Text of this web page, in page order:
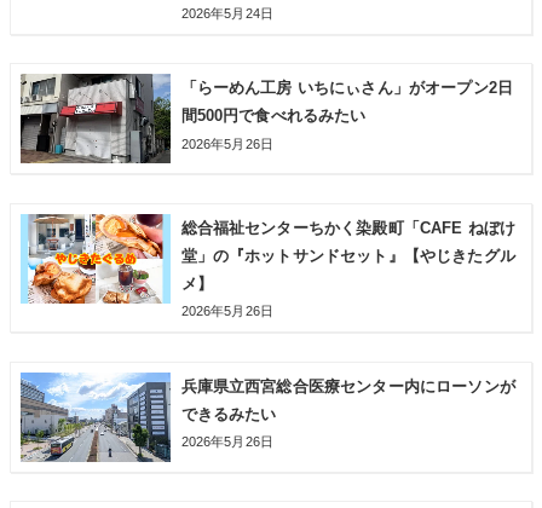
2026年5月24日
「らーめん工房 いちにぃさん」がオープン2日
間500円で食べれるみたい
2026年5月26日
総合福祉センターちかく染殿町「CAFE ねぼけ
堂」の『ホットサンドセット』【やじきたグル
メ】
2026年5月26日
兵庫県立西宮総合医療センター内にローソンが
できるみたい
2026年5月26日